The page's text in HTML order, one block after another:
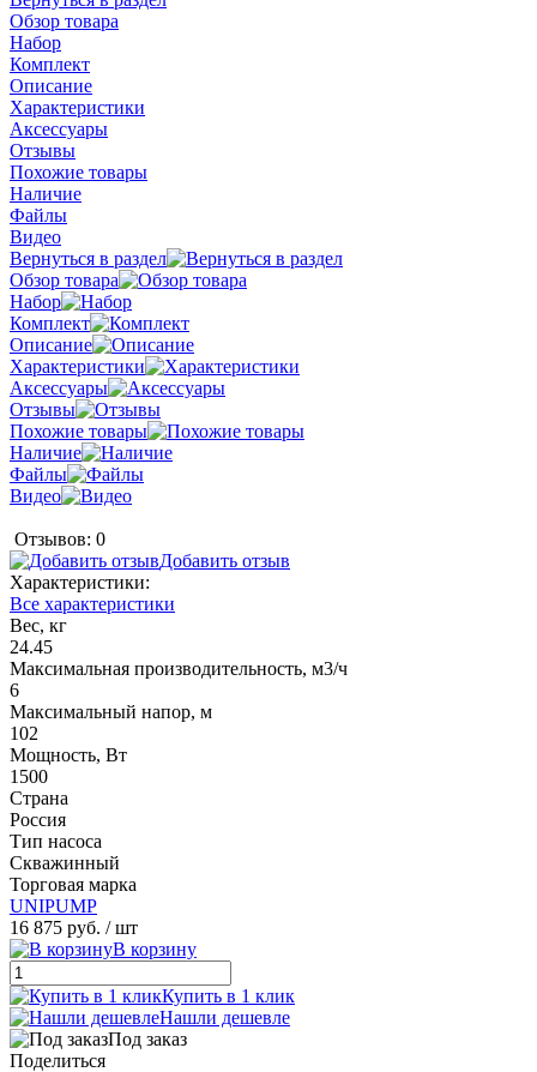
Обзор товара
Набор
Комплект
Описание
Характеристики
Аксессуары
Отзывы
Похожие товары
Наличие
Файлы
Видео
Вернуться в раздел
Обзор товара
Набор
Комплект
Описание
Характеристики
Аксессуары
Отзывы
Похожие товары
Наличие
Файлы
Видео
Отзывов: 0
Добавить отзыв
Характеристики:
Все характеристики
Вес, кг
24.45
Максимальная производительность, м3/ч
6
Максимальный напор, м
102
Мощность, Вт
1500
Страна
Россия
Тип насоса
Скважинный
Торговая марка
UNIPUMP
16 875 руб. / шт
В корзину
Купить в 1 клик
Нашли дешевле
Под заказ
Поделиться